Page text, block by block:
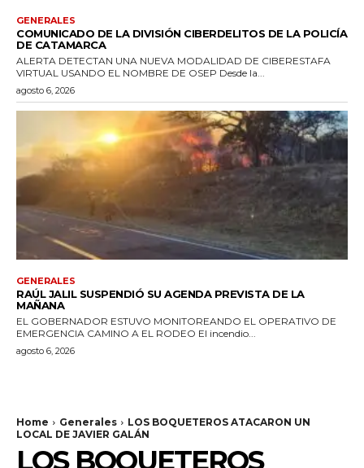
GENERALES
COMUNICADO DE LA DIVISIÓN CIBERDELITOS DE LA POLICÍA
DE CATAMARCA
ALERTA DETECTAN UNA NUEVA MODALIDAD DE CIBERESTAFA
VIRTUAL USANDO EL NOMBRE DE OSEP Desde la...
agosto 6, 2026
GENERALES
RAÚL JALIL SUSPENDIÓ SU AGENDA PREVISTA DE LA
MAÑANA
EL GOBERNADOR ESTUVO MONITOREANDO EL OPERATIVO DE
EMERGENCIA CAMINO A EL RODEO El incendio...
agosto 6, 2026